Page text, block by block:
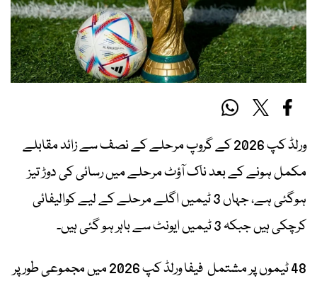
ورلڈ کپ 2026 کے گروپ مرحلے کے نصف سے زائد مقابلے
مکمل ہونے کے بعد ناک آؤٹ مرحلے میں رسائی کی دوڑ تیز
ہوگئی ہے، جہاں 3 ٹیمیں اگلے مرحلے کے لیے کوالیفائی
کرچکی ہیں جبکہ 3 ٹیمیں ایونٹ سے باہر ہو گئی ہیں۔
48 ٹیموں پر مشتمل فیفا ورلڈ کپ 2026 میں مجموعی طور پر